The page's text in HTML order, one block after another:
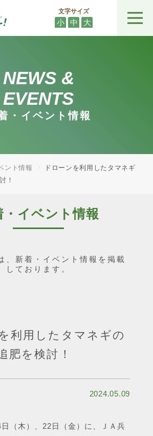
文字サイズ
小 中 大
NEWS &
EVENTS
・イベント情報
ント情報
ドローンを利用したタマネギ
！
・イベント情報
、新着・イベント情報を掲載
しております。
利用したタマネギの
肥を検討！
2024.05.09
（木）、22日（金）に、ＪＡ兵